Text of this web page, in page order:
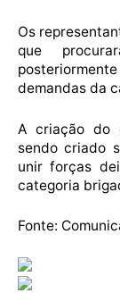
Os
que
demandas da
A criação do
sendo criado
unir forças
categoria
Fonte: